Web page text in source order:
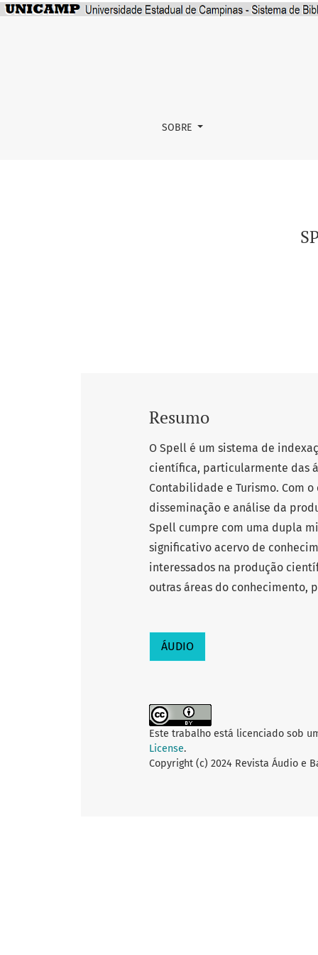
SOBRE
Resumo
O Spell é um sistema de
científica, particularmente das
Contabilidade e Turismo. Com
disseminação e análise da
Spell cumpre com uma dupla
significativo acervo de
interessados na produção
outras áreas do conhecimento,
ÁUDIO
Este trabalho está licenciado sob
License.
Copyright (c) 2024 Revista Áudio e